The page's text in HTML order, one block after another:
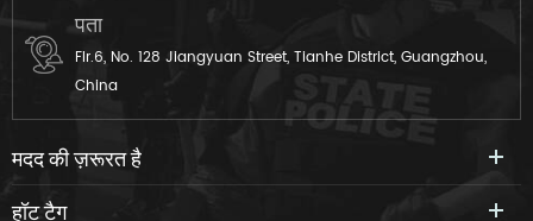
पता
Flr.6, No. 128 Jiangyuan Street, Tianhe District, Guangzhou,
China
मदद की ज़रूरत है
हॉट टैग